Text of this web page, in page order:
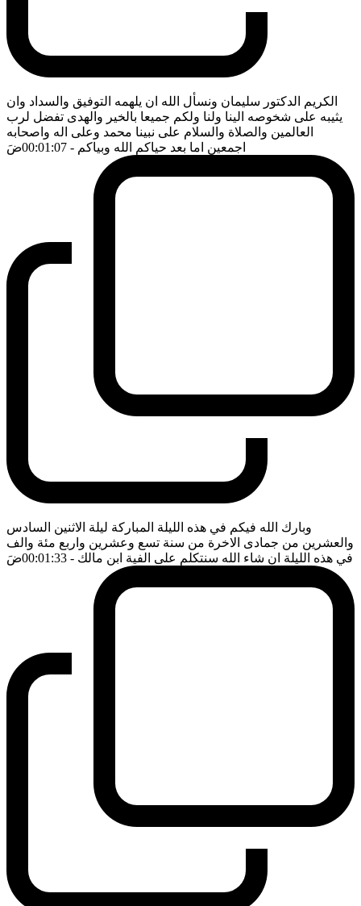
الكريم الدكتور سليمان ونسأل الله ان يلهمه التوفيق والسداد وان
يثيبه على شخوصه الينا ولنا ولكم جميعا بالخير والهدى تفضل لرب
العالمين والصلاة والسلام على نبينا محمد وعلى اله واصحابه
اجمعين اما بعد حياكم الله وبياكم - 00:01:07 ضَ
وبارك الله فيكم في هذه الليلة المباركة ليلة الاثنين السادس
والعشرين من جمادى الاخرة من سنة تسع وعشرين واربع مئة والف
في هذه الليلة ان شاء الله سنتكلم على الفية ابن مالك - 00:01:33 ضَ